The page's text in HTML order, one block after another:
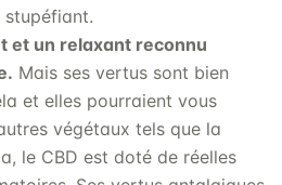
stupéfiant.
et un relaxant reconnu
Mais ses vertus sont bien
et elles pourraient vous
végétaux tels que la
le CBD est doté de réelles